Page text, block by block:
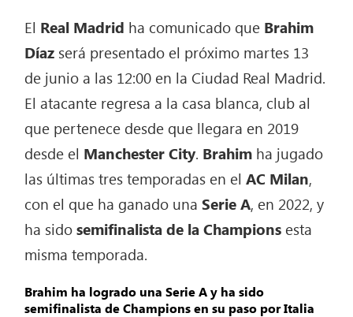
El Real Madrid ha comunicado que Brahim
Díaz será presentado el próximo martes 13
de junio a las 12:00 en la Ciudad Real Madrid.
El atacante regresa a la casa blanca, club al
que pertenece desde que llegara en 2019
desde el Manchester City. Brahim ha jugado
las últimas tres temporadas en elAC Milan,
con el que ha ganado una Serie A, en 2022, y
ha sidosemifinalista de la Champions esta
misma temporada.
Brahim ha logrado una Serie A y ha sido
semifinalista de Champions en su paso por Italia